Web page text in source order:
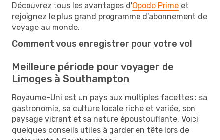
Découvrez tous les avantages d'Opodo Prime et
rejoignez le plus grand programme d'abonnement de
voyage au monde.
Comment vous enregistrer pour votre vol
Meilleure période pour voyager de
Limoges à Southampton
Royaume-Uni est un pays aux multiples facettes : sa
gastronomie, sa culture locale riche et variée, son
paysage vibrant et sa nature époustouflante. Voici
quelques conseils utiles à garder en tête lors de